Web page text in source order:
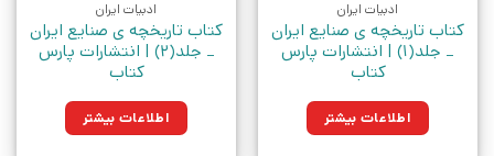
ادبیات ایران
کتاب تاریخچه ی صنایع ایران
_ جلد(1) | انتشارات پارس
کتاب
اطلاعات بیشتر
ادبیات ایران
کتاب تاریخچه ی صنایع ایران
_ جلد(2) | انتشارات پارس
کتاب
اطلاعات بیشتر